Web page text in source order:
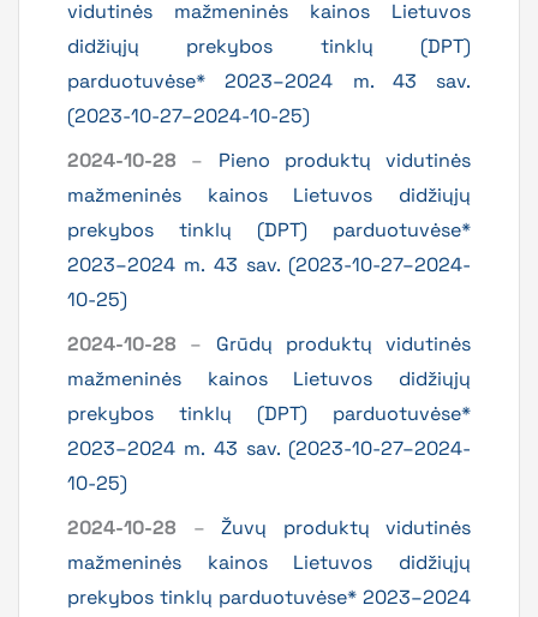
vidutinės mažmeninės kainos Lietuvos
didžiųjų prekybos tinklų (DPT)
parduotuvėse* 2023–2024 m. 43 sav.
(2023-10-27–2024-10-25)
2024-10-28 – Pieno produktų vidutinės
mažmeninės kainos Lietuvos didžiųjų
prekybos tinklų (DPT) parduotuvėse*
2023–2024 m. 43 sav. (2023-10-27–2024-
10-25)
2024-10-28 – Grūdų produktų vidutinės
mažmeninės kainos Lietuvos didžiųjų
prekybos tinklų (DPT) parduotuvėse*
2023–2024 m. 43 sav. (2023-10-27–2024-
10-25)
2024-10-28 – Žuvų produktų vidutinės
mažmeninės kainos Lietuvos didžiųjų
prekybos tinklų parduotuvėse* 2023–2024